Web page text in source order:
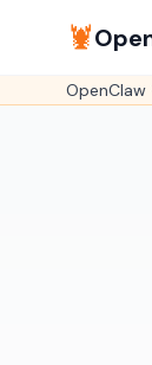
🦞
OpenClaw